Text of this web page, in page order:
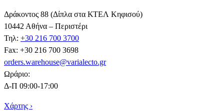
Δράκοντος 88 (Δίπλα στα ΚΤΕΛ Κηφισού)
10442 Αθήνα – Περιστέρι
Τηλ: +30 216 700 3700
Fax: +30 216 700 3698
orders.warehouse@varialecto.gr
Ωράριο:
Δ-Π 09:00-17:00
Χάρτης ›